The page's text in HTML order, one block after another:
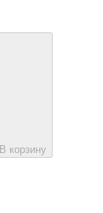
В корзину